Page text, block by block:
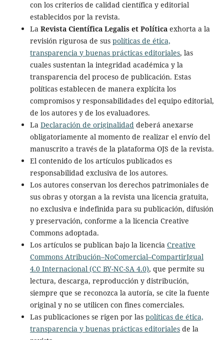
con los criterios de calidad científica y editorial
establecidos por la revista.
La Revista Científica Legalis et Políticaexhorta a la
revisión rigurosa de sus políticas de ética,
transparencia y buenas prácticas editoriales, las
cuales sustentan la integridad académica y la
transparencia del proceso de publicación. Estas
políticas establecen de manera explícita los
compromisos y responsabilidades del equipo editorial,
de los autores y de los evaluadores.
La Declaración de originalidaddeberá anexarse
obligatoriamente al momento de realizar el envío del
manuscrito a través de la plataforma OJS de la revista.
El contenido de los artículos publicados es
responsabilidad exclusiva de los autores.
Los autores conservan los derechos patrimoniales de
sus obras y otorgan a la revista una licencia gratuita,
no exclusiva e indefinida para su publicación, difusión
y preservación, conforme a la licencia Creative
Commons adoptada.
Los artículos se publican bajo la licencia Creative
Commons Atribución–NoComercial–CompartirIgual
4.0 Internacional (CC BY-NC-SA 4.0), que permite su
lectura, descarga, reproducción y distribución,
siempre que se reconozca la autoría, se cite la fuente
original y no se utilicen con fines comerciales.
Las publicaciones se rigen por las políticas de ética,
transparencia y buenas prácticas editorialesde la